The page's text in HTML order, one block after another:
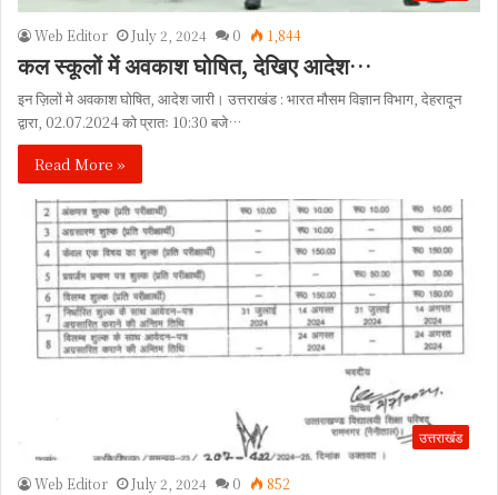
Web Editor July 2, 2024 0 1,844
कल स्कूलों में अवकाश घोषित, देखिए आदेश…
इन ज़िलों मे अवकाश घोषित, आदेश जारी। उत्तराखंड : भारत मौसम विज्ञान विभाग, देहरादून
द्वारा, 02.07.2024 को प्रातः 10:30 बजे…
Read More »
उत्तराखंड
Web Editor July 2, 2024 0 852